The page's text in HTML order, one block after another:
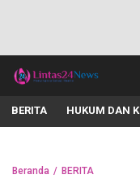
lintas24news.com
Menyingkap Setiap
BERITA HUKUM DAN
Beranda BERITA